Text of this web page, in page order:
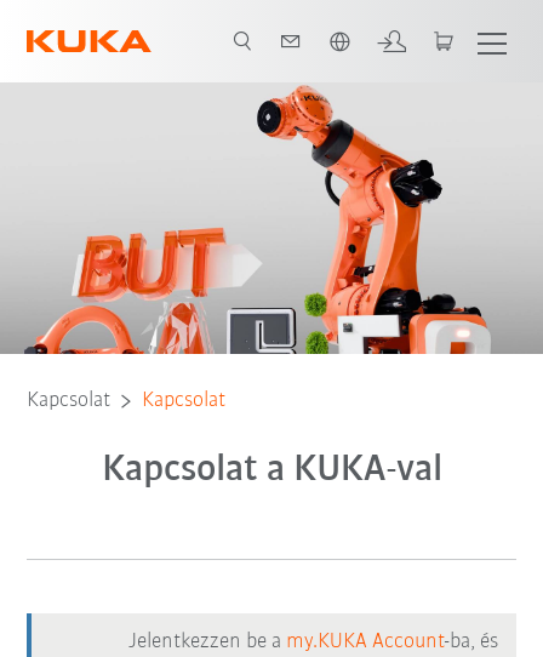
Kapcsolat Kapcsolat
Kapcsolat a KUKA-val
Jelentkezzen be a my.KUKA Account-ba, és